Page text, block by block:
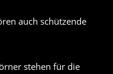
auch schützende
stehen für die